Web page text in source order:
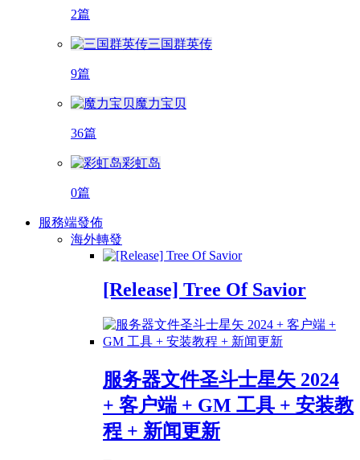
2篇
三国群英传
9篇
魔力宝贝
36篇
彩虹岛
0篇
服務端發佈
海外轉發
[Release] Tree Of Savior
服务器文件圣斗士星矢 2024
+ 客户端 + GM 工具 + 安装教
程 + 新闻更新